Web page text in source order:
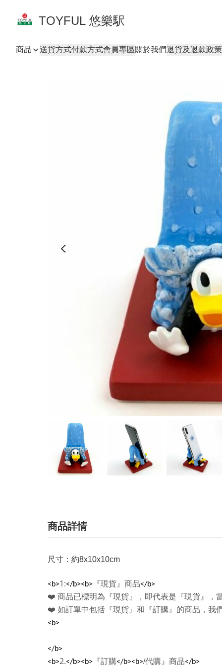
TOYFUL 悠樂駅
商品 送貨方式付款方式會員專區關於我們退貨及退款政策
商品詳情
尺寸：約8x10x10cm
<b>1:</b><b> 『現貨』商品</b>
❤️ 商品已標明為『現貨』，即代表是『現貨』，
❤️ 如訂單中包括『現貨』和『訂購』的商品，我
<b>
</b>
<b>2.</b><b> 『訂購</b><b>/代購』商品</b>